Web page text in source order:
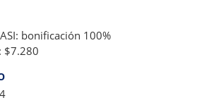
bonificación 100%
$7.280